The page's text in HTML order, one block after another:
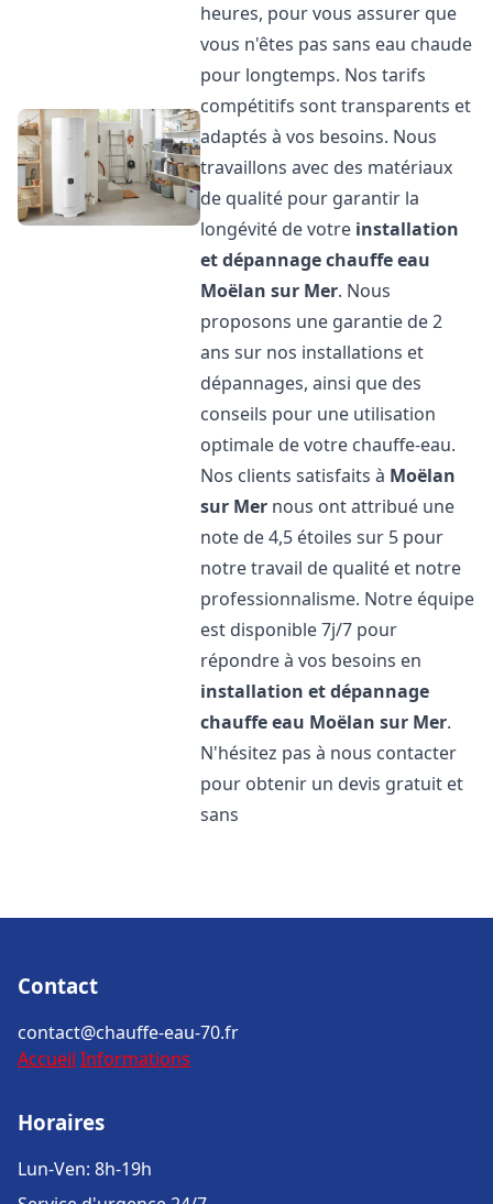
heures, pour vous assurer que
vous n'êtes pas sans eau chaude
pour longtemps. Nos tarifs
compétitifs sont transparents et
adaptés à vos besoins. Nous
travaillons avec des matériaux
de qualité pour garantir la
longévité de votre installation
et dépannage chauffe eau
Moëlan sur Mer. Nous
proposons une garantie de 2
ans sur nos installations et
dépannages, ainsi que des
conseils pour une utilisation
optimale de votre chauffe-eau.
Nos clients satisfaits à Moëlan
sur Mer nous ont attribué une
note de 4,5 étoiles sur 5 pour
notre travail de qualité et notre
professionnalisme. Notre équipe
est disponible 7j/7 pour
répondre à vos besoins en
installation et dépannage
chauffe eau Moëlan sur Mer.
N'hésitez pas à nous contacter
pour obtenir un devis gratuit et
sans
Contact
contact@chauffe-eau-70.fr
Accueil Informations
Horaires
Lun-Ven: 8h-19h